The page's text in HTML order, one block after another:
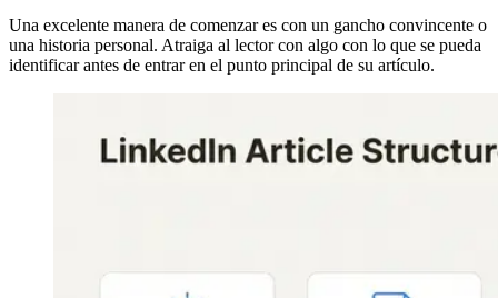
Una excelente manera de comenzar es con un gancho convincente o
una historia personal. Atraiga al lector con algo con lo que se pueda
identificar antes de entrar en el punto principal de su artículo.